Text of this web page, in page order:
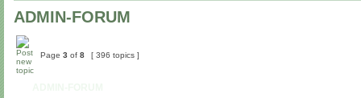
ADMIN-FORUM
Page 3 of 8 [ 396 topics ]